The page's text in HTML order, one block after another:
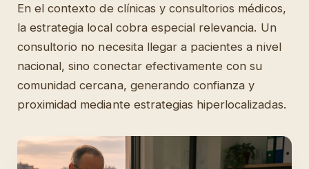
En el contexto de clínicas y consultorios médicos,
la estrategia local cobra especial relevancia. Un
consultorio no necesita llegar a pacientes a nivel
nacional, sino conectar efectivamente con su
comunidad cercana, generando confianza y
proximidad mediante estrategias hiperlocalizadas.